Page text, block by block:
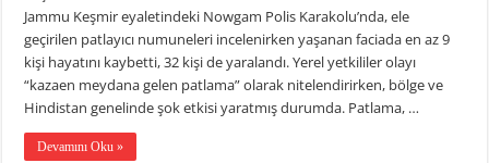
Jammu Keşmir eyaletindeki Nowgam Polis Karakolu’nda, ele
geçirilen patlayıcı numuneleri incelenirken yaşanan faciada en az 9
kişi hayatını kaybetti, 32 kişi de yaralandı. Yerel yetkililer olayı
“kazaen meydana gelen patlama” olarak nitelendirirken, bölge ve
Hindistan genelinde şok etkisi yaratmış durumda. Patlama, …
Devamını Oku »